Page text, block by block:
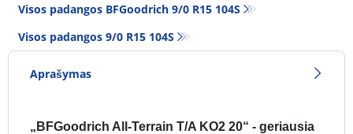
Visos padangos BFGoodrich 9/0 R15 104S
Visos padangos‎ 9/0 R15 104S
Aprašymas
„BFGoodrich All-Terrain T/A KO2 20“ - geriausia